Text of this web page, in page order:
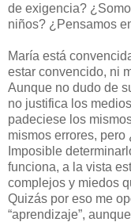
de exigencia?
niños? ¿Pensamos
María está
estar convencido, ni
Aunque no dudo de
no justifica los
padeciese los
mismos errores,
Imposible
funciona, a la vista
complejos y miedos
Quizás por eso me
“aprendizaje”,